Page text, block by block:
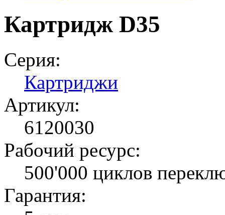
Картридж D35
Серия:
Картриджи
Артикул:
6120030
Рабочий ресурс:
500'000 циклов
Гарантия: